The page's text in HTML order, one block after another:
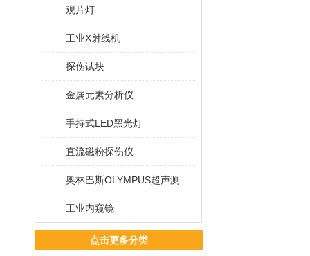
观片灯
工业X射线机
探伤试块
金属元素分析仪
手持式LED黑光灯
直流磁粉探伤仪
工业内窥镜
点击更多分类